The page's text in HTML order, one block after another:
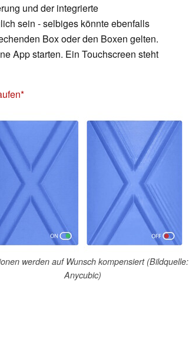
und der integrierte
sein - selbiges könnte ebenfalls
Box oder den Boxen gelten.
App starten. Ein Touchscreen steht
werden auf Wunsch kompensiert (Bildquelle:
Anycubic)